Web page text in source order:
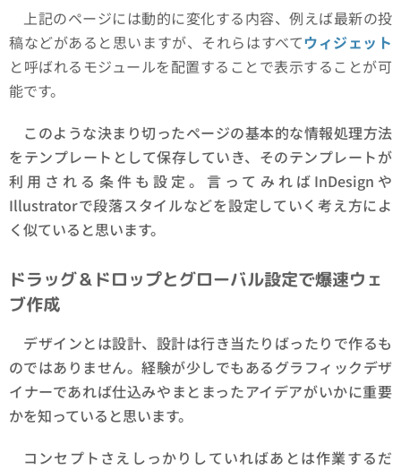
上記のページには動的に変化する内容、例えば最新の投
稿などがあると思いますが、それらはすべてウィジェット
と呼ばれるモジュールを配置することで表示することが可
能です。
このような決まり切ったページの基本的な情報処理方法
をテンプレートとして保存していき、そのテンプレートが
利用される条件も設定。言ってみればInDesignや
Illustratorで段落スタイルなどを設定していく考え方によ
く似ていると思います。
ドラッグ＆ドロップとグローバル設定で爆速ウェ
ブ作成
デザインとは設計、設計は行き当たりばったりで作るも
のではありません。経験が少しでもあるグラフィックデザ
イナーであれば仕込みやまとまったアイデアがいかに重要
かを知っていると思います。
コンセプトさえしっかりしていればあとは作業するだ